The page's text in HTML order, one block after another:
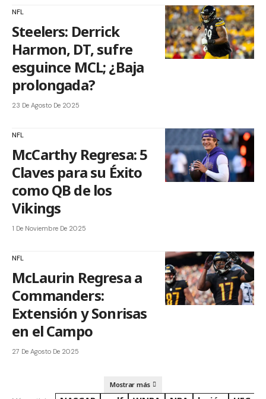
NFL
Steelers: Derrick
Harmon, DT, sufre
esguince MCL; ¿Baja
prolongada?
23 De Agosto De 2025
NFL
McCarthy Regresa: 5
Claves para su Éxito
como QB de los
Vikings
1 De Noviembre De 2025
NFL
McLaurin Regresa a
Commanders:
Extensión y Sonrisas
en el Campo
27 De Agosto De 2025
Mostrar más